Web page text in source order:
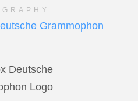
Grammophon